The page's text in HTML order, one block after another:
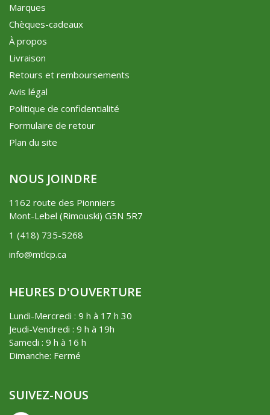
Marques
Chèques-cadeaux
À propos
Livraison
Retours et remboursements
Avis légal
Politique de confidentialité
Formulaire de retour
Plan du site
NOUS JOINDRE
1162 route des Pionniers
Mont-Lebel (Rimouski) G5N 5R7
1 (418) 735-5268
info@mtlcp.ca
HEURES D'OUVERTURE
Lundi-Mercredi : 9 h à 17 h 30
Jeudi-Vendredi : 9 h à 19h
Samedi : 9 h à 16 h
Dimanche: Fermé
SUIVEZ-NOUS